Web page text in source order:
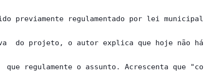
previamente regulamentado por lei municipal.
do projeto, o autor explica que hoje não há lei
regulamente o assunto. Acrescenta que "corre-